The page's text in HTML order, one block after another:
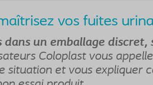
vos fuites
un emballage discret,
Coloplast vous
situation et vous expliquer